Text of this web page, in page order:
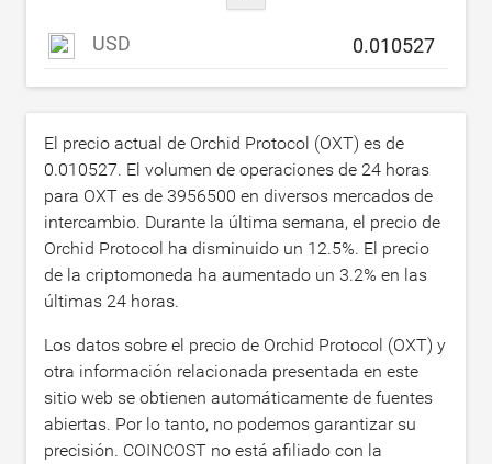
USD
El precio actual de Orchid Protocol (OXT) es de
0.010527. El volumen de operaciones de 24 horas
para OXT es de 3956500 en diversos mercados de
intercambio. Durante la última semana, el precio de
Orchid Protocol ha disminuido un 12.5%. El precio
de la criptomoneda ha aumentado un 3.2% en las
últimas 24 horas.
Los datos sobre el precio de Orchid Protocol (OXT) y
otra información relacionada presentada en este
sitio web se obtienen automáticamente de fuentes
abiertas. Por lo tanto, no podemos garantizar su
precisión. COINCOST no está afiliado con la